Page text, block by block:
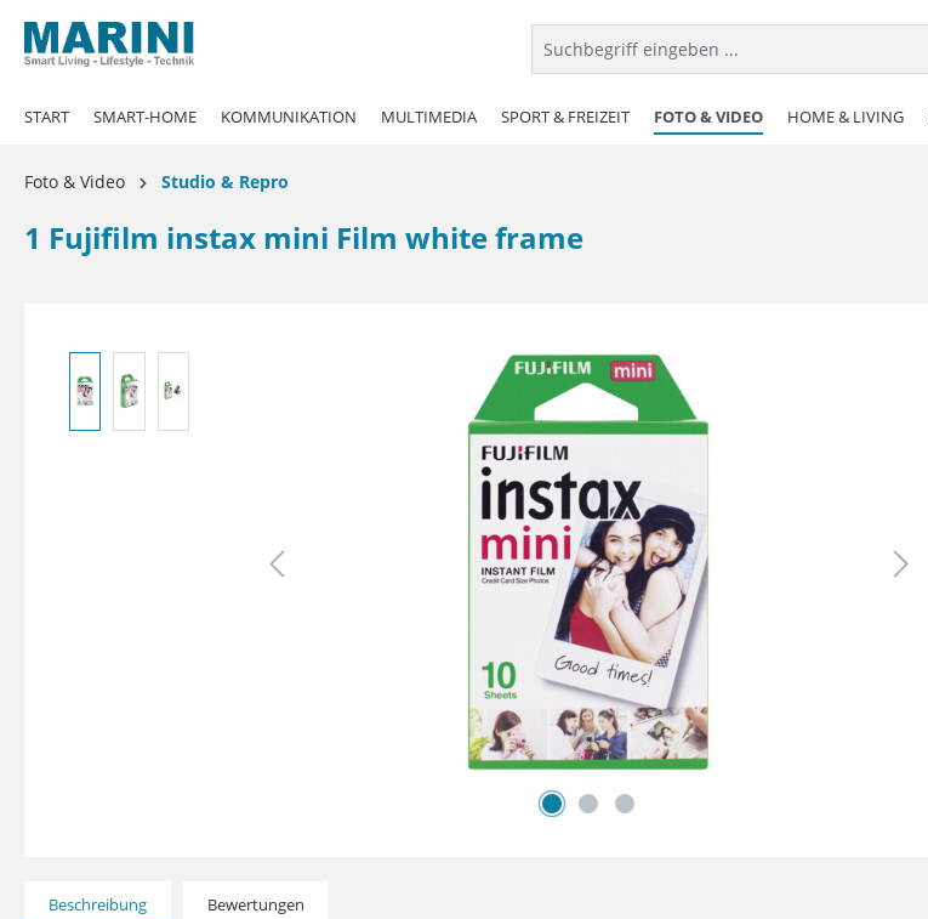
Zur Hauptnavigation springen
START SMART-HOME KOMMUNIKATION MULTIMEDIA SPORT & FREIZEIT FOTO & VIDEO HOME & LIVING
Foto & Video Studio & Repro
1 Fujifilm instax mini Film white frame
Beschreibung Bewertungen